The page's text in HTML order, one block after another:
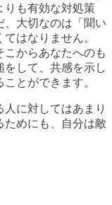
りも有効な対処策
、大切なのは「聞い
はなりません。
こからあなたへのも
をして、共感を示し
とができます。
に対してはあまり
ためにも、自分は敵